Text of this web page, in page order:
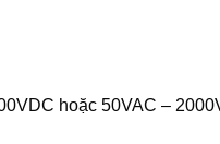
hoặc 50VAC –